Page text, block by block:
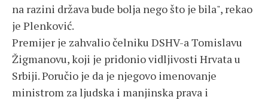
na razini država bude bolja nego što je bila", rekao
je Plenković.
Premijer je zahvalio čelniku DSHV-a Tomislavu
Žigmanovu, koji je pridonio vidljivosti Hrvata u
Srbiji. Poručio je da je njegovo imenovanje
ministrom za ljudska i manjinska prava i